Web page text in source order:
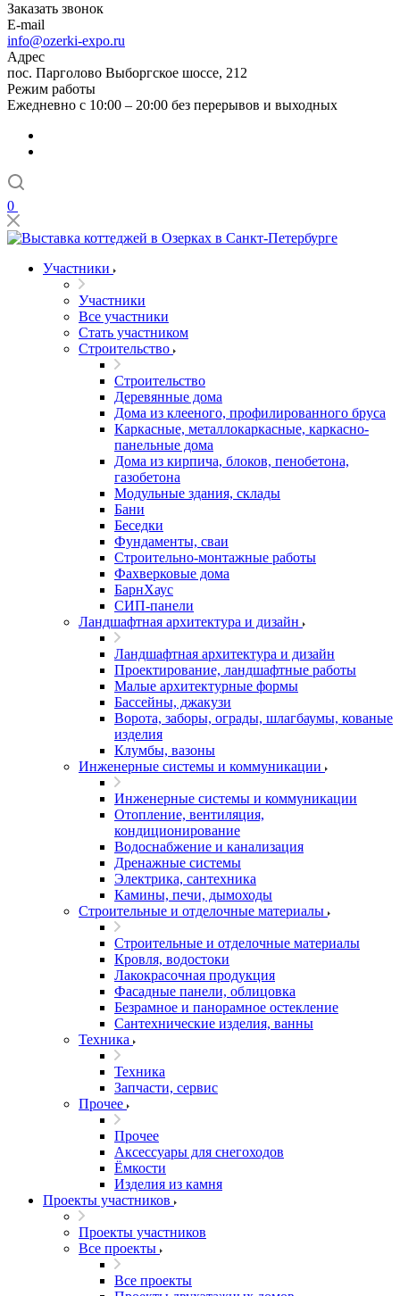
Заказать звонок
E-mail
info@ozerki-expo.ru
Адрес
пос. Парголово Выборгское шоссе, 212
Режим работы
Ежедневно с 10:00 – 20:00 без перерывов и выходных
0
Участники
Участники
Все участники
Стать участником
Строительство
Строительство
Деревянные дома
Дома из клееного, профилированного бруса
Каркасные, металлокаркасные, каркасно-
панельные дома
Дома из кирпича, блоков, пенобетона,
газобетона
Модульные здания, склады
Бани
Беседки
Фундаменты, сваи
Строительно-монтажные работы
Фахверковые дома
БарнХаус
СИП-панели
Ландшафтная архитектура и дизайн
Ландшафтная архитектура и дизайн
Проектирование, ландшафтные работы
Малые архитектурные формы
Бассейны, джакузи
Ворота, заборы, ограды, шлагбаумы, кованые
изделия
Клумбы, вазоны
Инженерные системы и коммуникации
Инженерные системы и коммуникации
Отопление, вентиляция,
кондиционирование
Водоснабжение и канализация
Дренажные системы
Электрика, сантехника
Камины, печи, дымоходы
Строительные и отделочные материалы
Строительные и отделочные материалы
Кровля, водостоки
Лакокрасочная продукция
Фасадные панели, облицовка
Безрамное и панорамное остекление
Сантехнические изделия, ванны
Техника
Техника
Запчасти, сервис
Прочее
Прочее
Аксессуары для снегоходов
Ёмкости
Изделия из камня
Проекты участников
Проекты участников
Все проекты
Все проекты